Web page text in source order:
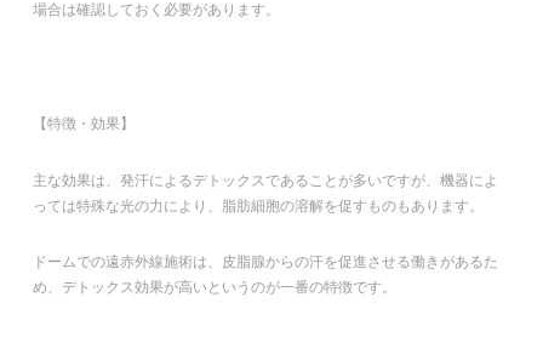
場合は確認しておく必要があります。
【特徴・効果】
主な効果は、発汗によるデトックスであることが多いですが、機器によ
っては特殊な光の力により、脂肪細胞の溶解を促すものもあります。
ドームでの遠赤外線施術は、皮脂腺からの汗を促進させる働きがあるた
め、デトックス効果が高いというのが一番の特徴です。